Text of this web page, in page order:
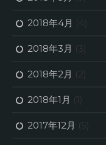
2018年4月 (4)
2018年3月 (3)
2018年2月 (2)
2018年1月 (1)
2017年12月 (5)